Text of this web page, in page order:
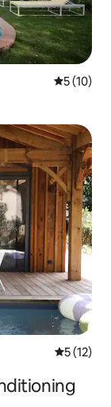
5 (10)
5 (12)